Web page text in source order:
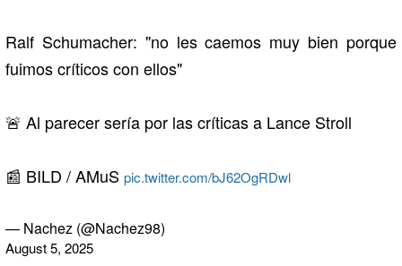
Ralf Schumacher: "no les caemos muy bien porque
fuimos críticos con ellos"
🚨 Al parecer sería por las críticas a Lance Stroll
📰 BILD / AMuS pic.twitter.com/bJ62OgRDwl
— Nachez (@Nachez98)
August 5, 2025